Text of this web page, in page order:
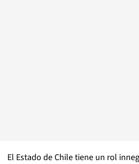
El Estado de Chile tiene un rol